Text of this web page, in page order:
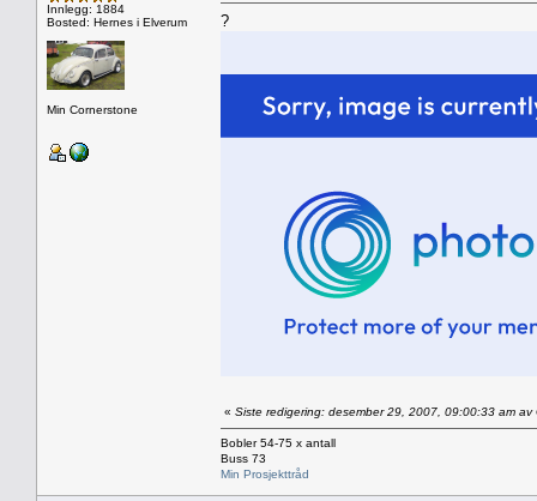
Innlegg: 1884
Bosted: Hernes i Elverum
Min Cornerstone
?
« Siste redigering: desember 29, 2007, 09:00:33 am av
Bobler 54-75 x antall
Buss 73
Min Prosjekttråd